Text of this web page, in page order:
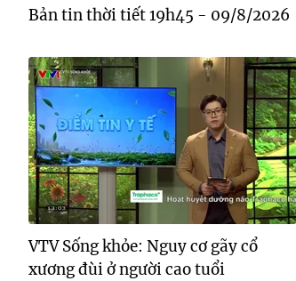
Bản tin thời tiết 19h45 - 09/8/2026
VTV Sống khỏe: Nguy cơ gãy cổ
xương đùi ở người cao tuổi